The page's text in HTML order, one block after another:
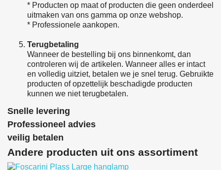
* Producten op maat of producten die geen onderdeel
uitmaken van ons gamma op onze webshop.
* Professionele aankopen.
Terugbetaling
Wanneer de bestelling bij ons binnenkomt, dan
controleren wij de artikelen. Wanneer alles er intact
en volledig uitziet, betalen we je snel terug. Gebruikte
producten of opzettelijk beschadigde producten
kunnen we niet terugbetalen.
Snelle levering
Professioneel advies
veilig betalen
Andere producten uit ons assortiment